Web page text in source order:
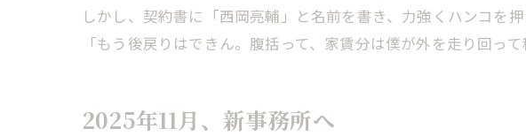
しかし、契約書に「西岡亮輔」と名前を書き、力強くハンコを
「もう後戻りはできん。腹括って、家賃分は僕が外を走り回って
2025年11月、新事務所へ